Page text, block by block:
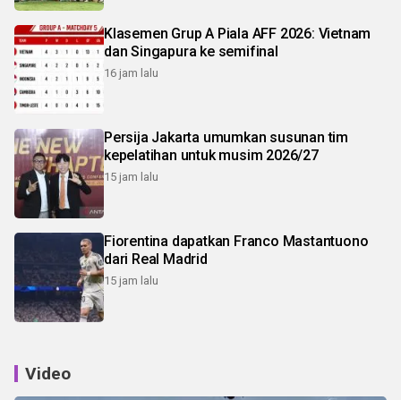
Klasemen Grup A Piala AFF 2026: Vietnam
dan Singapura ke semifinal
16 jam lalu
Persija Jakarta umumkan susunan tim
kepelatihan untuk musim 2026/27
15 jam lalu
Fiorentina dapatkan Franco Mastantuono
dari Real Madrid
15 jam lalu
Video